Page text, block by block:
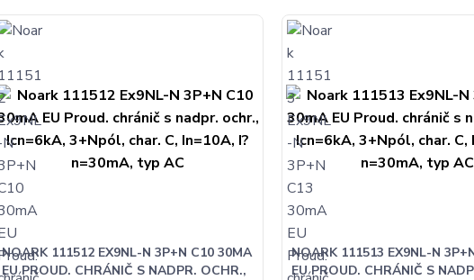
NOARK 111512 EX9NL-N 3P+N C10 30MA
EU PROUD. CHRÁNIČ S NADPR. OCHR.,
NOARK 111513 EX9NL-N
EU PROUD. CHRÁNIČ S